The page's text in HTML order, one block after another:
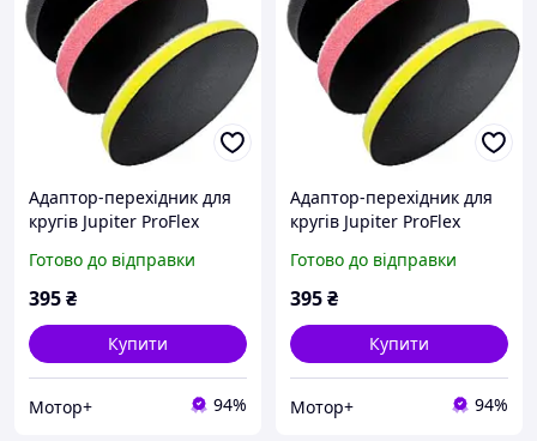
Адаптор-перехідник для
кругів Jupiter ProFlex
mm/5mm
Готово до відправки
395₴
Купити
Мотор+ 94%
Адаптор-перехідник для
кругів Jupiter ProFlex
75mm/10mm
Готово до відправки
395₴
Купити
Мотор+ 94%